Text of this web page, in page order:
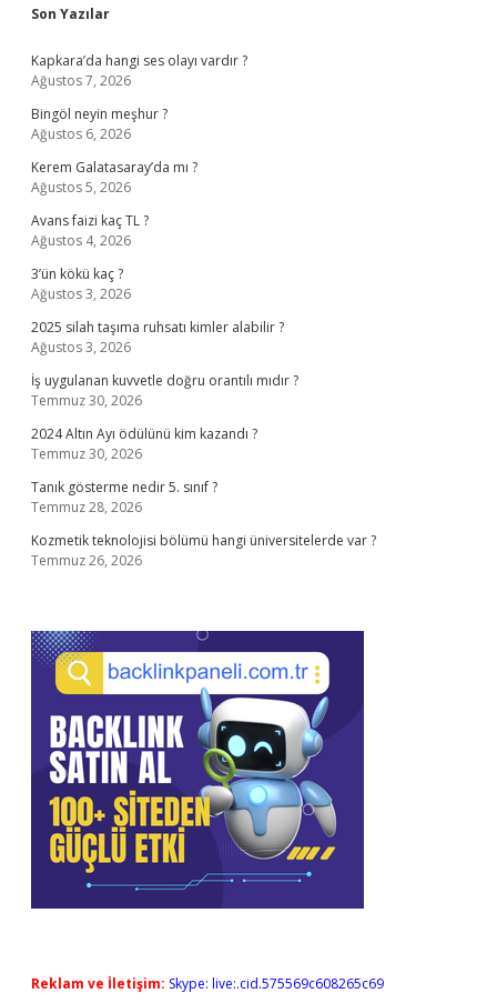
Sidebar
Son Yazılar
Kapkara’da hangi ses olayı vardır ?
Ağustos 7, 2026
Bingöl neyin meşhur ?
Ağustos 6, 2026
Kerem Galatasaray’da mı ?
Ağustos 5, 2026
Avans faizi kaç TL ?
Ağustos 4, 2026
3’ün kökü kaç ?
Ağustos 3, 2026
2025 silah taşıma ruhsatı kimler alabilir ?
Ağustos 3, 2026
İş uygulanan kuvvetle doğru orantılı mıdır ?
Temmuz 30, 2026
2024 Altın Ayı ödülünü kim kazandı ?
Temmuz 30, 2026
Tanık gösterme nedir 5. sınıf ?
Temmuz 28, 2026
Kozmetik teknolojisi bölümü hangi üniversitelerde var ?
Temmuz 26, 2026
Reklam ve İletişim: Skype: live:.cid.575569c608265c69